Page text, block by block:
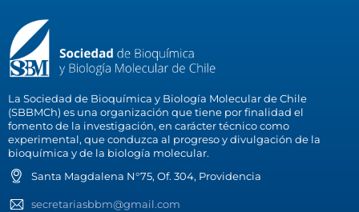
La Sociedad de Bioquímica y Biología Molecular de Chile
(SBBMCh) es una organización que tiene por finalidad el
fomento de la investigación, en carácter técnico como
experimental, que conduzca al progreso y divulgación de la
bioquímica y de la biología molecular.
Santa Magdalena N°75, Of. 304, Providencia
secretariasbbm@gmail.com